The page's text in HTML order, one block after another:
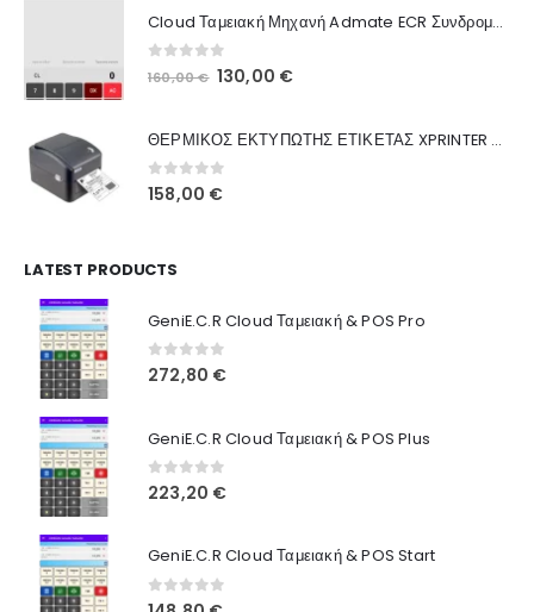
Cloud Ταμειακή Μηχανή Admate ECR Συνδρομή 12 μηνών
out of 5
160,00€ Original
160,00 €.
130,00 €Η
είναι:
ΘΕΡΜΙΚΟΣ ΕΚΤΥΠΩΤΗΣ ΕΤΙΚΕΤΑΣ XPRINTER XP-420B
0out of 5
158,00 €
LATEST PRODUCTS
GeniE.C.R Cloud Ταμειακή & POS Pro
0out of 5
272,80 €
GeniE.C.R Cloud Ταμειακή & POS Plus
0out of 5
223,20 €
GeniE.C.R Cloud Ταμειακή & POS Start
0out of 5
Πληροφορίες Καταστήματος
Ποιοι Είμαστε
Γιατί Εμάς
Blog
Όροι Χρήσης
Τρόποι Αγοράς
Τρόποι Πληρωμής
Τρόποι Αποστολής
Ασφάλεια Πληρωμών